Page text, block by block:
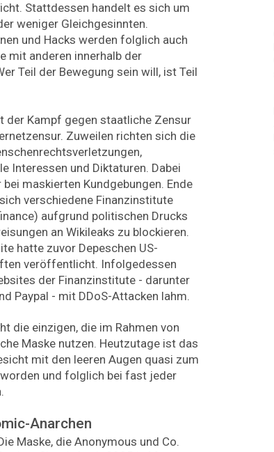
Stattdessen handelt es sich um
weniger Gleichgesinnten.
und Hacks werden folglich auch
mit anderen innerhalb der
Teil der Bewegung sein will, ist Teil
der Kampf gegen staatliche Zensur
Zuweilen richten sich die
Interessen und Diktaturen. Dabei
maskierten Kundgebungen. Ende
verschiedene Finanzinstitute
aufgrund politischen Drucks
an Wikileaks zu blockieren.
hatte zuvor Depeschen US-
veröffentlicht. Infolgedessen
der Finanzinstitute - darunter
Paypal - mit DDoS-Attacken lahm.
die einzigen, die im Rahmen von
Maske nutzen. Heutzutage ist das
mit den leeren Augen quasi zum
und folglich bei fast jeder
Anarchen
Maske, die Anonymous und Co.